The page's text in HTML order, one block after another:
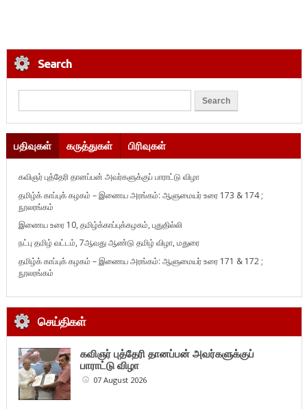
Search
பதிவுகள் கருத்துகள் பிரிவுகள்
கவிஞர் புத்தேரி தானப்பன் அவர்களுக்குப் பாராட்டு விழா
தமிழ்க் காப்புக் கழகம் – இணைய அரங்கம்: ஆளுமையர் உரை 173 & 174 ;
நூலரங்கம்
இணைய உரை 10, தமிழ்க்காப்புக்கழகம், புதுதில்லி
நட்பு தமிழ் வட்டம், 7ஆவது ஆண்டு தமிழ் விழா, மதுரை
தமிழ்க் காப்புக் கழகம் – இணைய அரங்கம்: ஆளுமையர் உரை 171 & 172 ;
நூலரங்கம்
செய்திகள்
கவிஞர் புத்தேரி தானப்பன் அவர்களுக்குப்
பாராட்டு விழா
07 August 2026